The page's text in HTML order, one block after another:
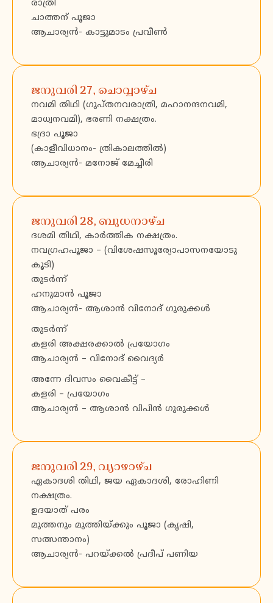
രാത്രി
ചാത്തന് പൂജാ
ആചാര്യൻ- കാട്ടുമാടം പ്രവീൺ
ജനുവരി 27, ചൊവ്വാഴ്ച
നവമി തിഥി (ഗുപ്തനവരാത്രി, മഹാനന്ദനവമി,
മാധ്വനവമി), ഭരണി നക്ഷത്രം.
ഭദ്രാ പൂജാ
(കാളീവിധാനം- ത്രികാലത്തിൽ)
ആചാര്യൻ- മനോജ് മേച്ചീരി
ജനുവരി 28, ബുധനാഴ്ച
ദശമി തിഥി, കാർത്തിക നക്ഷത്രം.
നവഗ്രഹപൂജാ – (വിശേഷസൂര്യോപാസനയോടു
കൂടി)
തുടർന്ന്
ഹനുമാൻ പൂജാ
ആചാര്യൻ- ആശാൻ വിനോദ് ഗുരുക്കൾ
തുടർന്ന്
കളരി അക്ഷരക്കാൽ പ്രയോഗം
ആചാര്യൻ – വിനോദ് വൈദ്യർ
അന്നേ ദിവസം വൈകീട്ട് –
കളരി – പ്രയോഗം
ആചാര്യൻ – ആശാൻ വിപിൻ ഗുരുക്കൾ
ജനുവരി 29, വ്യാഴാഴ്ച
ഏകാദശി തിഥി, ജയ ഏകാദശി, രോഹിണി
നക്ഷത്രം.
ഉദയാത് പരം
മുത്തനും മുത്തിയ്ക്കും പൂജാ (കൃഷി,
സത്സന്താനം)
ആചാര്യൻ- പറയ്ക്കൽ പ്രദീപ് പണിയ